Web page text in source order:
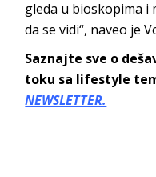
gleda u bioskopima i
da se vidi“, naveo je
Saznajte sve o
toku sa lifestyle
NEWSLETTER.